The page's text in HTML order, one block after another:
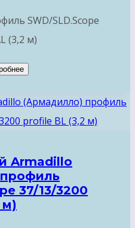
SWD/SLD.Scope
(3,2 м)
Armadillo
37/13/3200
м)